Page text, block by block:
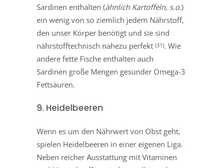
Sardinen enthalten (ähnlich Kartoffeln, s.o.)
ein wenig von so ziemlich jedem Nährstoff,
den unser Körper benötigt und sie sind
nährstofftechnisch nahezu perfekt (31). Wie
andere fette Fische enthalten auch
Sardinen große Mengen gesunder Omega-3
Fettsäuren.
9. Heidelbeeren
Wenn es um den Nährwert von Obst geht,
spielen Heidelbeeren in einer eigenen Liga.
Neben reicher Ausstattung mit Vitaminen